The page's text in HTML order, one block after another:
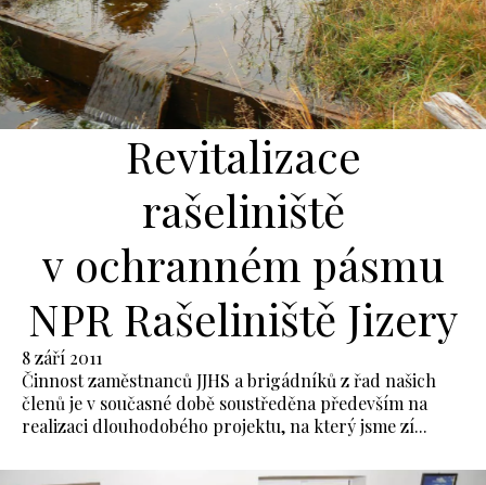
Revitalizace
rašeliniště
v ochranném pásmu
NPR Rašeliniště Jizery
8 září 2011
Činnost zaměstnanců JJHS a brigádníků z řad našich
členů je v současné době soustředěna především na
realizaci dlouhodobého projektu, na který jsme zí...